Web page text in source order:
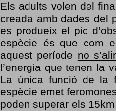
Els adults volen del
creada amb dades del
es produeix el pic
espècie és que com
aquest període no
l’energia que tenen la
La única funció de la
espècie emet
poden superar els